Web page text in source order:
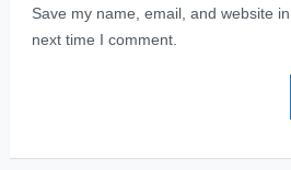
Save my name, email, and website
next time I comment.